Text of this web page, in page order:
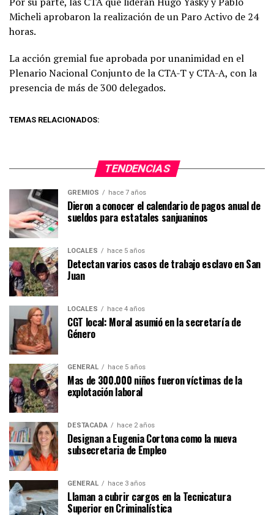
Micheli aprobaron la realización de un Paro Activo de 24
horas.
La acción gremial fue aprobada por unanimidad en el
Plenario Nacional Conjunto de la CTA-T y CTA-A, con la
presencia de más de 300 delegados.
TEMAS RELACIONADOS:
TENDENCIAS
GREMIOS hace 7 años
Dieron a conocer el calendario de pagos anual de
sueldos para estatales sanjuaninos
LOCALES hace 5 años
Detectan varios casos de trabajo esclavo en San
Juan
LOCALES hace 4 años
CGT local: Moral asumió en la secretaría de
Género
GENERAL hace 5 años
Mas de 300.000 niños fueron víctimas de la
explotación laboral
DESTACADA hace 2 años
Designan a Eugenia Cortona como la nueva
subsecretaria de Empleo
GENERAL hace 3 años
Llaman a cubrir cargos en la Tecnicatura
Superior en Criminalística